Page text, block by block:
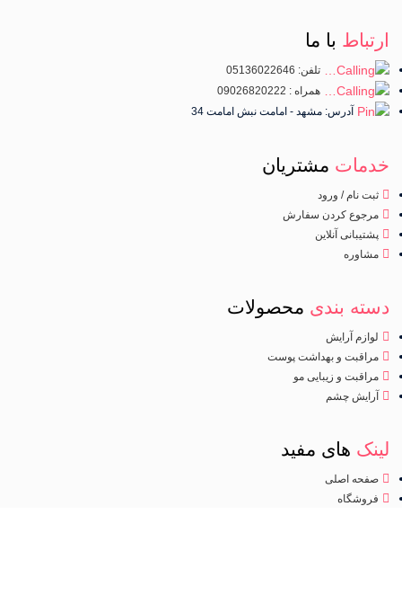
ارتباط با ما
تلفن: 05136022646
همراه : 09026820222
آدرس: مشهد - امامت نبش امامت 34
خدمات مشتریان
ثبت نام / ورود
مرجوع کردن سفارش
پشتیبانی آنلاین
مشاوره
دسته بندی محصولات
لوازم آرایش
مراقبت و بهداشت پوست
مراقبت و زیبایی مو
آرایش چشم
لینک های مفید
صفحه اصلی
فروشگاه